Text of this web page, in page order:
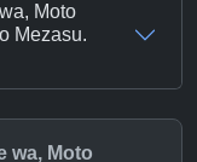
Moto
Mezasu.
wa, Moto